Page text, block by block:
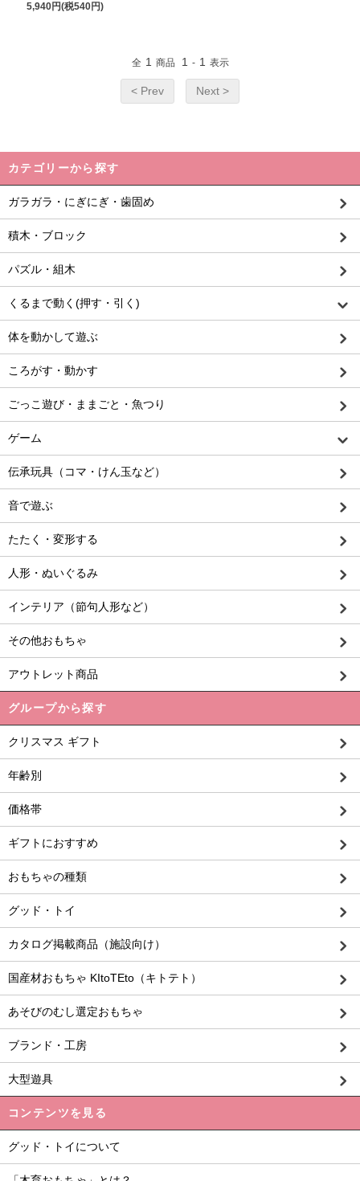
5,940円(税540円)
全 1 商品 1 - 1 表示
< Prev Next >
カテゴリーから探す
ガラガラ・にぎにぎ・歯固め
積木・ブロック
パズル・組木
くるまで動く(押す・引く)
体を動かして遊ぶ
ころがす・動かす
ごっこ遊び・ままごと・魚つり
ゲーム
伝承玩具（コマ・けん玉など）
音で遊ぶ
たたく・変形する
人形・ぬいぐるみ
インテリア（節句人形など）
その他おもちゃ
アウトレット商品
グループから探す
クリスマス ギフト
年齢別
価格帯
ギフトにおすすめ
おもちゃの種類
グッド・トイ
カタログ掲載商品（施設向け）
国産材おもちゃ KItoTEto（キトテト）
あそびのむし選定おもちゃ
ブランド・工房
大型遊具
コンテンツを見る
グッド・トイについて